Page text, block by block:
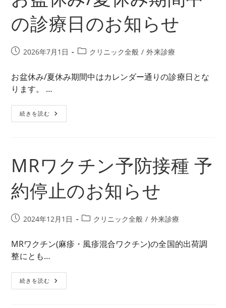
の診療日のお知らせ
投
公
開
日:
2026年7月1日
投
カ
テ
クリニック全般 / 外来診療
お盆休み/夏休み期間中はカレンダー通りの診療日とな
ります。 …
続きを読む お
盆
期
間
中
の
療
お
せ
MRワクチン予防接種 予
約停止のお知らせ
投
公
開
日:
2024年12月1日
投
カ
テ
クリニック全般 / 外来診療
MRワクチン(麻疹・風疹混合ワクチン)の全国的出荷調
整にとも…
続きを読む MR
ワ